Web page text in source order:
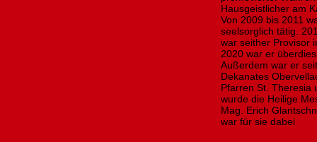
Hausgeistlicher am
Von 2009 bis 2011
seelsorglich tätig.
war seither Provisor
2020 war er
Außerdem war er
Dekanates
Pfarren St. Theresia
wurde die Heilige
Mag. Erich
war für sie dabei